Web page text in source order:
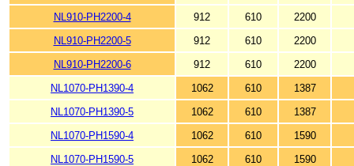
NL910-PH2200-4
912 610
2200
NL910-PH2200-5
912 610
2200
NL910-PH2200-6
912 610
2200
NL1070-PH1390-4
1062 610
1387
NL1070-PH1390-5
1062 610
1387
NL1070-PH1590-4
1062 610
1590
NL1070-PH1590-5
1062 610
1590